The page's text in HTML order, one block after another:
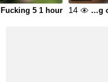
Hot Sloppy Gagging Deepthroat Blowjob Facefucking on Office Chair
14